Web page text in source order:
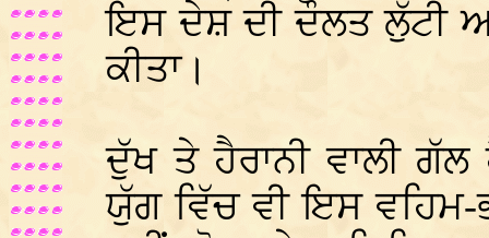
ਇਸ ਦੇਸ਼ ਦੀ ਦੌਲਤ ਲੁੱਟੀ
ਕੀਤਾ।
ਦੁੱਖ ਤੇ ਹੈਰਾਨੀ ਵਾਲੀ
ਯੁੱਗ ਵਿੱਚ ਵੀ ਇਸ